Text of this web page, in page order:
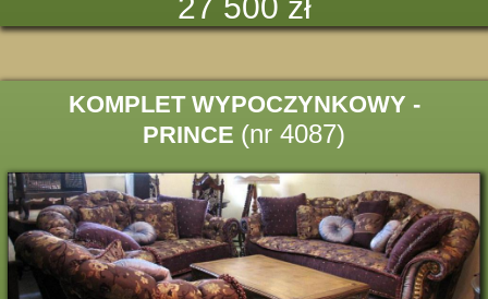
KOMPLET WYPOCZYNKOWY -
PRINCE (nr 4087)